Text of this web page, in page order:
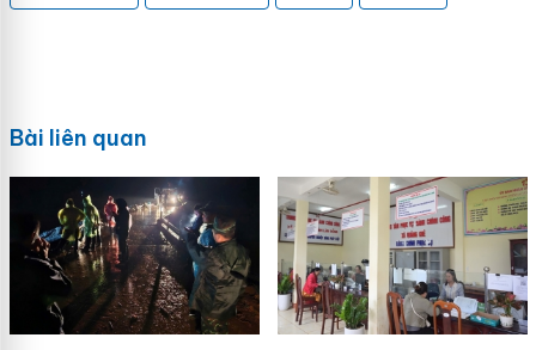
Bài liên quan